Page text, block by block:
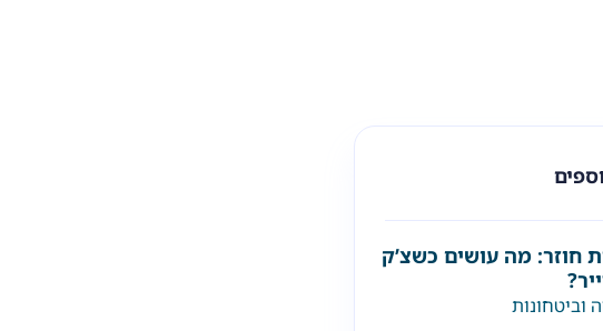
חוזר: מה עושים כשצ’ק
וביטחונות